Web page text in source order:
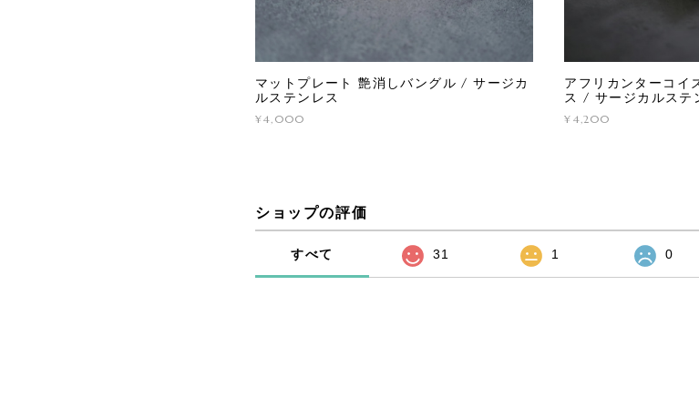
マットプレート 艶消しバングル / サージカ
ルステンレス
¥4,000
アフリカンターコイ
ス / サージカルステ
¥4,200
ショップの評価
すべて 31 1 0